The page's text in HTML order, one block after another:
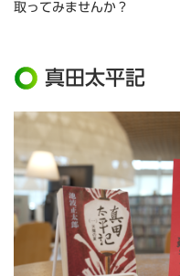
取ってみませんか？
真田太平記